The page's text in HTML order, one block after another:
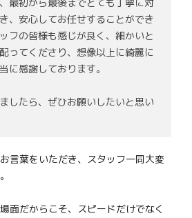
、安心してお任せすることができ
フの皆様も感じが良く、細かいと
ってくださり、想像以上に綺麗に
に感謝しております。
したら、ぜひお願いしたいと思い
言葉をいただき、スタッフ一同大変
面だからこそ、スピードだけでなく